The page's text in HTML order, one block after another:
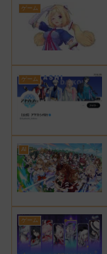
ゲーム
ゲーム
AI
ゲーム